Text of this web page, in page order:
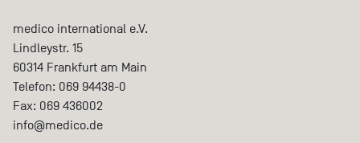
medico international e.V.
Lindleystr. 15
60314 Frankfurt am Main
Telefon: 069 94438-0
Fax: 069 436002
info@medico.de